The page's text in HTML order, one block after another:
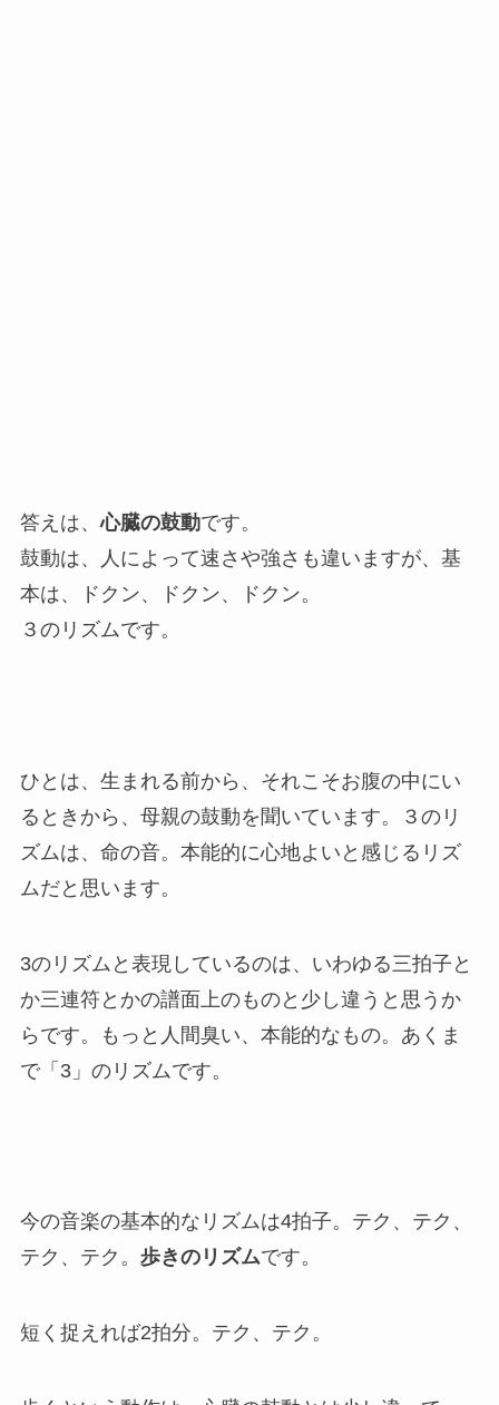
答えは、心臓の鼓動です。
鼓動は、人によって速さや強さも違いますが、基
本は、ドクン、ドクン、ドクン。
３のリズムです。
ひとは、生まれる前から、それこそお腹の中にい
るときから、母親の鼓動を聞いています。３のリ
ズムは、命の音。本能的に心地よいと感じるリズ
ムだと思います。
3のリズムと表現しているのは、いわゆる三拍子と
か三連符とかの譜面上のものと少し違うと思うか
らです。もっと人間臭い、本能的なもの。あくま
で「3」のリズムです。
今の音楽の基本的なリズムは4拍子。テク、テク、
テク、テク。 歩きのリズムです。
短く捉えれば2拍分。テク、テク。